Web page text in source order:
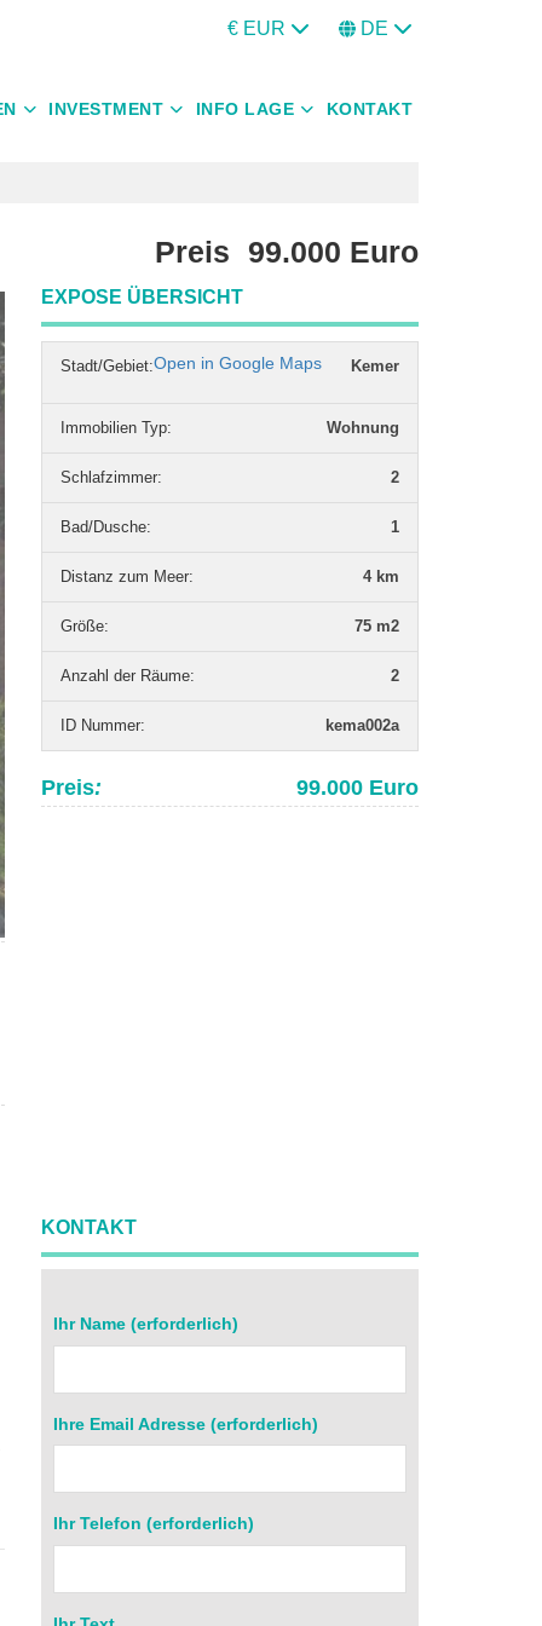
€ EUR DE
INVESTMENT INFO LAGE KONTAKT
Preis 99.000 Euro
EXPOSE ÜBERSICHT
Stadt/Gebiet: Kemer
Open in Google Maps
Immobilien Typ: Wohnung
Schlafzimmer: 2
Bad/Dusche: 1
Distanz zum Meer: 4 km
Grö­ße: 75 m2
Anzahl der Räume: 2
ID Nummer: kema002a
Preis: 99.000 Euro
KONTAKT
Ihr Name (erforderlich)
Ihre Email Adresse (erforderlich)
Ihr Telefon (erforderlich)